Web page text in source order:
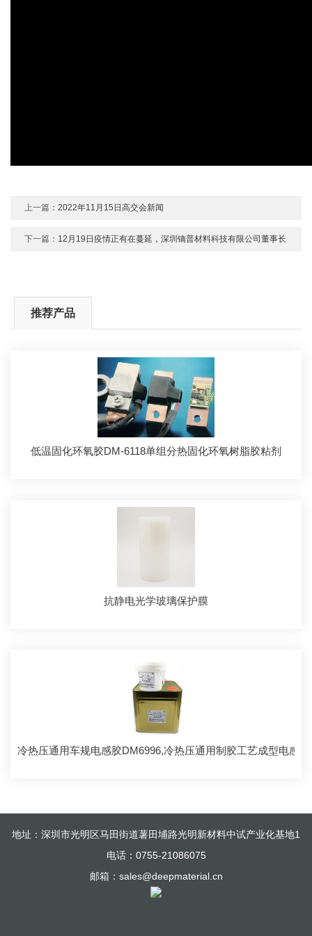
上一篇：2022年11月15日高交会新闻
下一篇： 12月19日疫情正有在蔓延，深圳镝普材料科技有限公司董事长
推荐产品
低温固化环氧胶DM-6118单组分热固化环氧树脂胶粘剂
抗静电光学玻璃保护膜
冷热压通用车规电感胶DM6996,冷热压通用制胶工艺成型电感
地址：深圳市光明区马田街道薯田埔路光明新材料中试产业化基地1
栋9楼
电话：0755-21086075
邮箱：sales@deepmaterial.cn